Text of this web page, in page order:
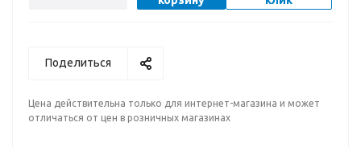
Поделиться
Цена действительна только для интернет-магазина и может
отличаться от цен в розничных магазинах